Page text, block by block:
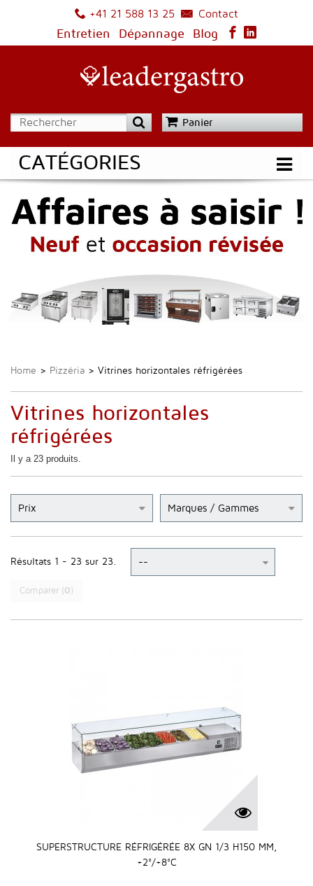
+41 21 588 13 25
Contact
Entretien
Dépannage Blog
Panier
CATÉGORIES
Home > Pizzéria > Vitrines horizontales réfrigérées
Vitrines horizontales
réfrigérées
Il y a 23 produits.
Prix Marques / Gammes
Résultats 1 - 23 sur 23.
Comparer (0)
SUPERSTRUCTURE RÉFRIGÉRÉE 8X GN 1/3 H150 MM,
+2°/+8°C